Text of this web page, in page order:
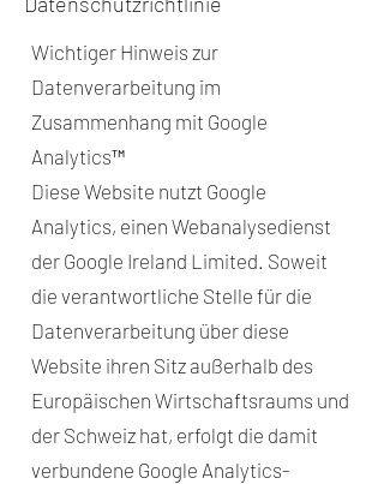
Wichtiger Hinweis zur
Datenverarbeitung im
Zusammenhang mit Google
Analytics™
Diese Website nutzt Google
Analytics, einen Webanalysedienst
der Google Ireland Limited. Soweit
die verantwortliche Stelle für die
Datenverarbeitung über diese
Website ihren Sitz außerhalb des
Europäischen Wirtschaftsraums und
der Schweiz hat, erfolgt die damit
verbundene Google Analytics-